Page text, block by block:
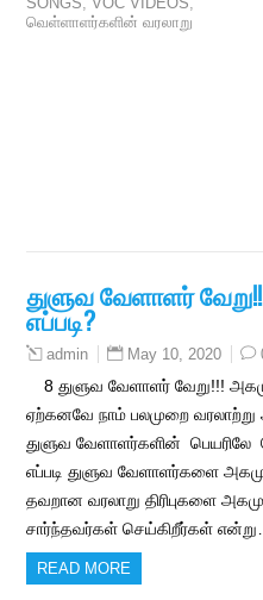
வெள்ளாளர்களின் வரலாறு
துளுவ வேளாளர்
எப்படி?
admin May 10, 2020
8 துளுவ வேளாளர் வேறு!!!
ஏற்கனவே நாம் பலமுறை வரலாற்று
துளுவ வேளாளர்களின்
எப்படி துளுவ வேளாளர்களை
தவறான வரலாறு திரிபுகளை
சார்ந்தவர்கள் செய்கிறீர்கள்
READ MORE